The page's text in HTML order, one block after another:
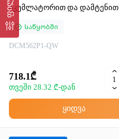
აკუმლატორით და დამტენით
Საწყობში
DCM562P1-QW
718.1₾
თვეში 28.32 ₾-დან
ყიდვა